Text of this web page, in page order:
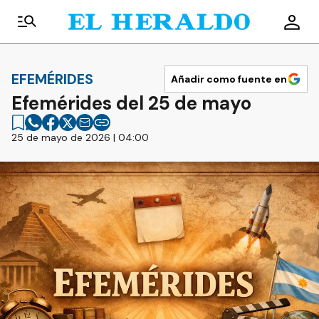
EFEMÉRIDES Añadir como fuente en
Efemérides del 25 de mayo
25 de mayo de 2026 | 04:00